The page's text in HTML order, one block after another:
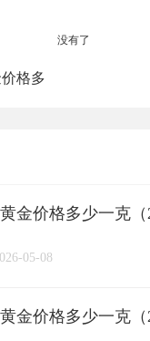
格多
没有了
金价格多少一克（
05-08
金价格多少一克（